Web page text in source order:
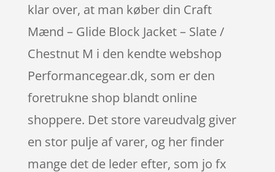
klar over, at man køber din Craft
Mænd – Glide Block Jacket – Slate /
Chestnut M i den kendte webshop
Performancegear.dk, som er den
foretrukne shop blandt online
shoppere. Det store vareudvalg giver
en stor pulje af varer, og her finder
mange det de leder efter, som jo fx